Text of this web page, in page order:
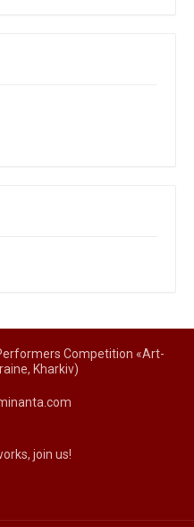
Competition «Art-
Kharkiv)
join us!